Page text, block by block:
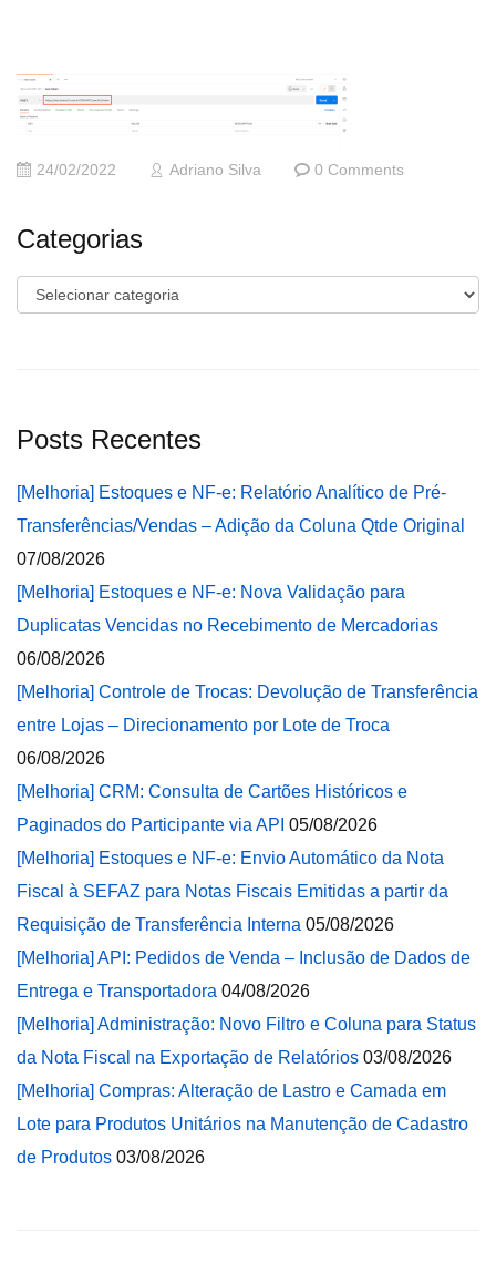
24/02/2022 Adriano Silva 0 Comments
Categorias
Categorias
Posts Recentes
[Melhoria] Estoques e NF-e: Relatório Analítico de Pré-
Transferências/Vendas – Adição da Coluna Qtde Original
07/08/2026
[Melhoria] Estoques e NF-e: Nova Validação para
Duplicatas Vencidas no Recebimento de Mercadorias
06/08/2026
[Melhoria] Controle de Trocas: Devolução de Transferência
entre Lojas – Direcionamento por Lote de Troca
06/08/2026
[Melhoria] CRM: Consulta de Cartões Históricos e
Paginados do Participante via API 05/08/2026
[Melhoria] Estoques e NF-e: Envio Automático da Nota
Fiscal à SEFAZ para Notas Fiscais Emitidas a partir da
Requisição de Transferência Interna 05/08/2026
[Melhoria] API: Pedidos de Venda – Inclusão de Dados de
Entrega e Transportadora 04/08/2026
[Melhoria] Administração: Novo Filtro e Coluna para Status
da Nota Fiscal na Exportação de Relatórios 03/08/2026
[Melhoria] Compras: Alteração de Lastro e Camada em
Lote para Produtos Unitários na Manutenção de Cadastro
de Produtos 03/08/2026